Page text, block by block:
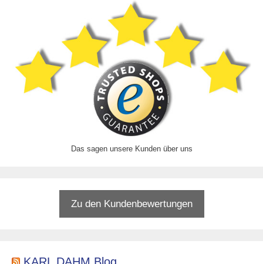
Das sagen unsere Kunden über uns
Zu den Kundenbewertungen